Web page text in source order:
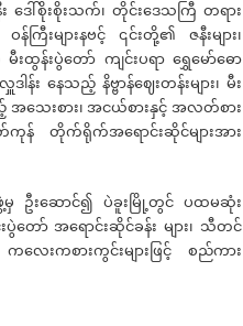
ေါ်စိုးစိုးသက်၊ တိုင်းဒေသကြီ တရား
းများနဗင့် ၎င်းတို့၏ ဇနီးများ၊
ထွန်းပွဲတော် ကျင်းပရာ ရွှေမော်ဓော
န်း နေသည့် နိဗ္ဗာန်ဈေးတန်းများ၊ မီး
သေးစား၊ အငယ်စားနှင့် အလတ်စား
ကုန် တိုက်ရိုက်အရောင်းဆိုင်များအား
မှ ဦးဆောင်၍ ပဲခူးမြို့တွင် ပထမဆုံး
င်းပွဲတော် အရောင်းဆိုင်ခန်း များ၊ သီတင်
ကလေးကစားကွင်းများဖြင့် စည်ကား